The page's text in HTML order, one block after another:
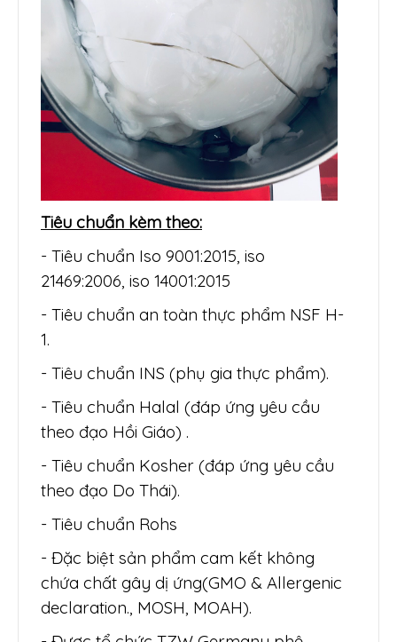
Tiêu chuẩn kèm theo:
- Tiêu chuẩn Iso 9001:2015, iso
21469:2006, iso 14001:2015
- Tiêu chuẩn an toàn thực phẩm NSF H-
1.
- Tiêu chuẩn INS (phụ gia thực phẩm).
- Tiêu chuẩn Halal (đáp ứng yêu cầu
theo đạo Hồi Giáo) .
- Tiêu chuẩn Kosher (đáp ứng yêu cầu
theo đạo Do Thái).
- Tiêu chuẩn Rohs
- Đặc biệt sản phẩm cam kết không
chứa chất gây dị ứng(GMO & Allergenic
declaration., MOSH, MOAH).